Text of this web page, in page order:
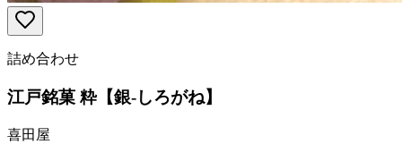
詰め合わせ
江戸銘菓 粋【銀-しろがね】
喜田屋